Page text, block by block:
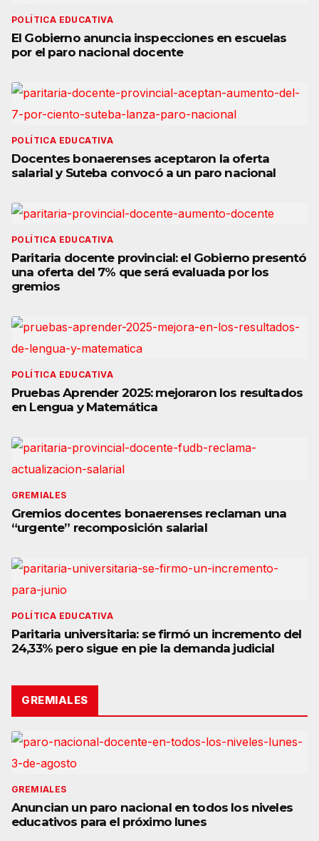
POLÍTICA EDUCATIVA
El Gobierno anuncia inspecciones en escuelas
por el paro nacional docente
POLÍTICA EDUCATIVA
Docentes bonaerenses aceptaron la oferta
salarial y Suteba convocó a un paro nacional
POLÍTICA EDUCATIVA
Paritaria docente provincial: el Gobierno presentó
una oferta del 7% que será evaluada por los
gremios
POLÍTICA EDUCATIVA
Pruebas Aprender 2025: mejoraron los resultados
en Lengua y Matemática
GREMIALES
Gremios docentes bonaerenses reclaman una
“urgente” recomposición salarial
POLÍTICA EDUCATIVA
Paritaria universitaria: se firmó un incremento del
24,33% pero sigue en pie la demanda judicial
GREMIALES
GREMIALES
Anuncian un paro nacional en todos los niveles
educativos para el próximo lunes